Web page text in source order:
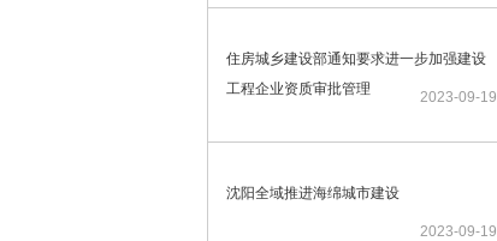
住房城乡建设部通知要求进一步加强建设
工程企业资质审批管理
2023-09-19
沈阳全域推进海绵城市建设
2023-09-19